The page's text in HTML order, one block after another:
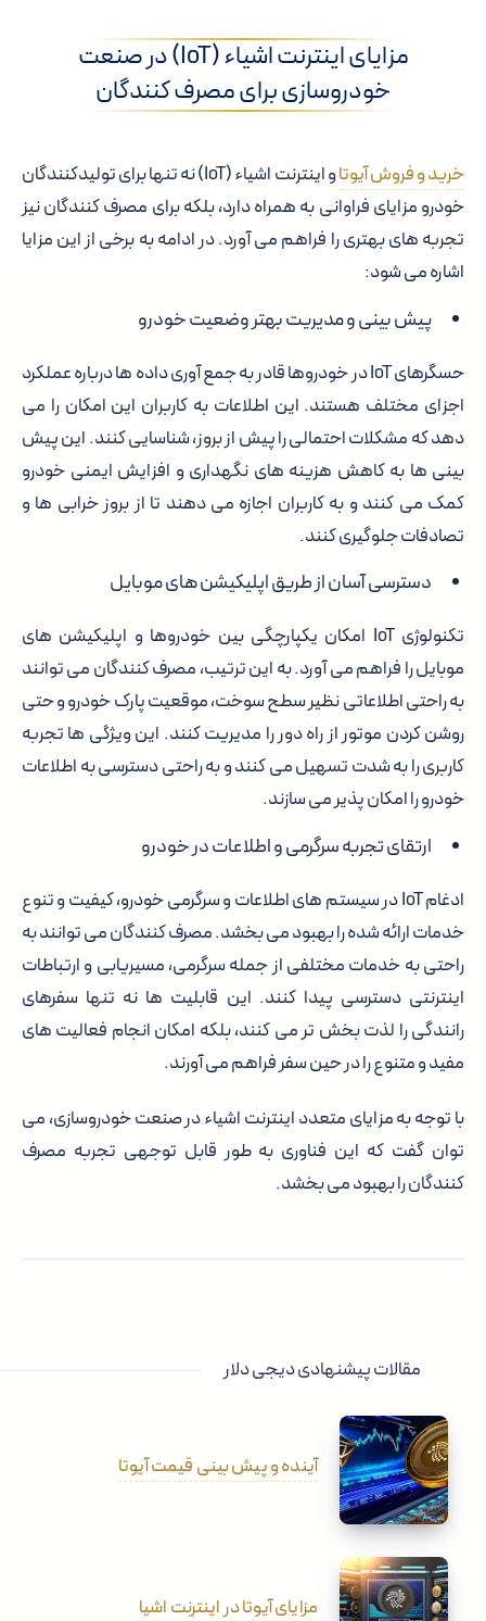
مزایای اینترنت اشیاء (IoT) در صنعت
خودروسازی برای مصرف کنندگان
خرید و فروش آیوتا
و اینترنت اشیاء (IoT) نه تنها برای تولیدکنندگان
خودرو مزایای فراوانی به همراه دارد، بلکه برای مصرف کنندگان نیز
تجربه های بهتری را فراهم می آورد. در ادامه به برخی از این مزایا
اشاره می شود:
پیش بینی و مدیریت بهتر وضعیت خودرو
حسگرهای IoT در خودروها قادر به جمع آوری داده ها درباره عملکرد
اجزای مختلف هستند. این اطلاعات به کاربران این امکان را می
دهد که مشکلات احتمالی را پیش از بروز، شناسایی کنند. این پیش
بینی ها به کاهش هزینه های نگهداری و افزایش ایمنی خودرو
کمک می کنند و به کاربران اجازه می دهند تا از بروز خرابی ها و
تصادفات جلوگیری کنند.
دسترسی آسان از طریق اپلیکیشن های موبایل
تکنولوژی IoT امکان یکپارچگی بین خودروها و اپلیکیشن های
موبایل را فراهم می آورد. به این ترتیب، مصرف کنندگان می توانند
به راحتی اطلاعاتی نظیر سطح سوخت، موقعیت پارک خودرو و حتی
روشن کردن موتور از راه دور را مدیریت کنند. این ویژگی ها تجربه
کاربری را به شدت تسهیل می کنند و به راحتی دسترسی به اطلاعات
خودرو را امکان پذیر می سازند.
ارتقای تجربه سرگرمی و اطلاعات در خودرو
ادغام IoT در سیستم های اطلاعات و سرگرمی خودرو، کیفیت و تنوع
خدمات ارائه شده را بهبود می بخشد. مصرف کنندگان می توانند به
راحتی به خدمات مختلفی از جمله سرگرمی، مسیریابی و ارتباطات
اینترنتی دسترسی پیدا کنند. این قابلیت ها نه تنها سفرهای
رانندگی را لذت بخش تر می کنند، بلکه امکان انجام فعالیت های
مفید و متنوع را در حین سفر فراهم می آورند.
با توجه به مزایای متعدد اینترنت اشیاء در صنعت خودروسازی، می
توان گفت که این فناوری به طور قابل توجهی تجربه مصرف
کنندگان را بهبود می بخشد.
مقالات پیشنهادی دیجی دلار
آینده و پیش بینی قیمت آیوتا
مزایای آیوتا در اینترنت اشیا